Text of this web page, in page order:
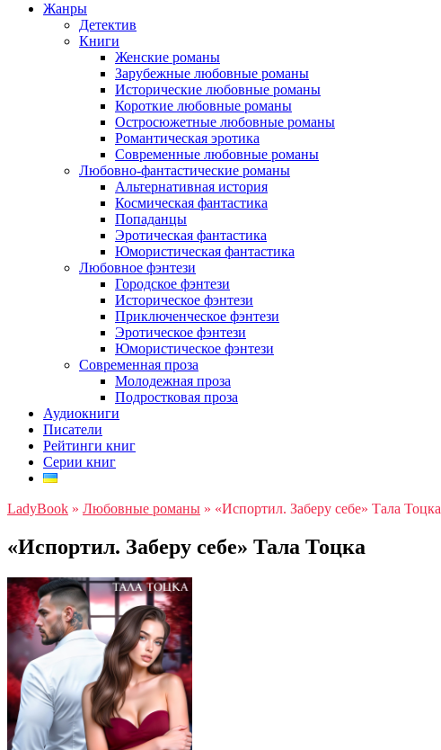
Жанры
Детектив
Книги
Женские романы
Зарубежные любовные романы
Исторические любовные романы
Короткие любовные романы
Остросюжетные любовные романы
Романтическая эротика
Современные любовные романы
Любовно-фантастические романы
Альтернативная история
Космическая фантастика
Попаданцы
Эротическая фантастика
Юмористическая фантастика
Любовное фэнтези
Городское фэнтези
Историческое фэнтези
Приключенческое фэнтези
Эротическое фэнтези
Юмористическое фэнтези
Современная проза
Молодежная проза
Подростковая проза
Аудиокниги
Писатели
Рейтинги книг
Серии книг
LadyBook » Любовные романы » «Испортил. Заберу себе» Тала Тоцка
«Испортил. Заберу себе» Тала Тоцка